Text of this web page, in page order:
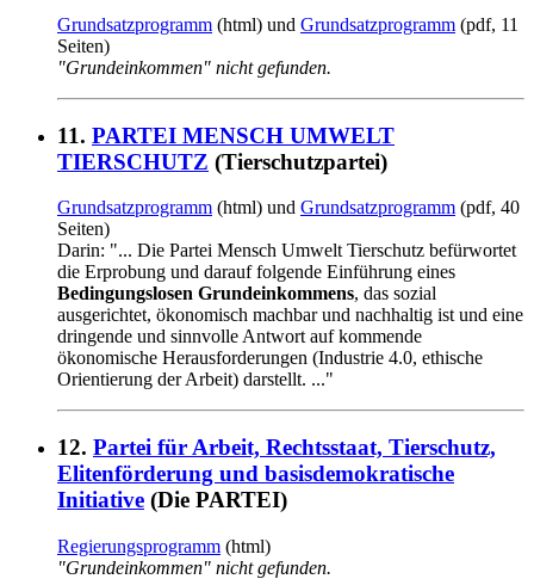
Grundsatzprogramm (html) und Grundsatzprogramm (pdf, 11
Seiten)
"Grundeinkommen" nicht gefunden.
11. PARTEI MENSCH UMWELT
TIERSCHUTZ (Tierschutzpartei)
Grundsatzprogramm (html) und Grundsatzprogramm (pdf, 40
Seiten)
Darin: "... Die Partei Mensch Umwelt Tierschutz befürwortet
die Erprobung und darauf folgende Einführung eines
Bedingungslosen Grundeinkommens, das sozial
ausgerichtet, ökonomisch machbar und nachhaltig ist und eine
dringende und sinnvolle Antwort auf kommende
ökonomische Herausforderungen (Industrie 4.0, ethische
Orientierung der Arbeit) darstellt. ..."
12. Partei für Arbeit, Rechtsstaat, Tierschutz,
Elitenförderung und basisdemokratische
Initiative (Die PARTEI)
Regierungsprogramm (html)
"Grundeinkommen" nicht gefunden.